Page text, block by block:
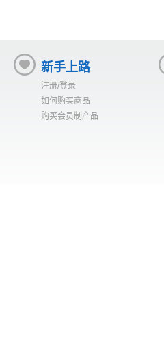
新手上路
注册/登录
如何购买商品
购买会员制产品